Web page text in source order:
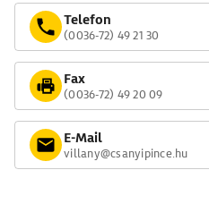
Telefon
(0036-72) 49 21 30
Fax
(0036-72) 49 20 09
E-Mail
villany@csanyipince.hu